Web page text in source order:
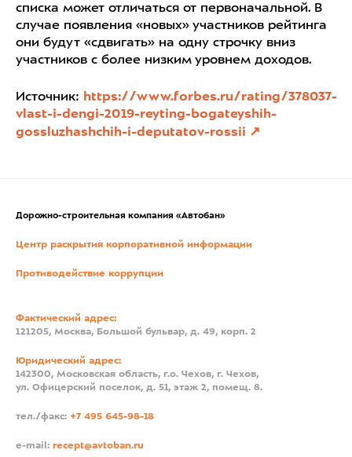
списка может отличаться от первоначальной. В
случае появления «новых» участников рейтинга
они будут «сдвигать» на одну строчку вниз
участников с более низким уровнем доходов.
Источник: https://www.forbes.ru/rating/378037-
vlast-i-dengi-2019-reyting-bogateyshih-
gossluzhashchih-i-deputatov-rossii
Дорожно-строительная компания «Автобан»
Центр раскрытия корпоративной информации
Противодействие коррупции
Фактический адрес:
121205, Москва, Большой бульвар, д. 49, корп. 2
Юридический адрес:
142300, Московская область, г.о. Чехов, г. Чехов,
ул. Офицерский поселок, д. 51, этаж 2, помещ. 8.
тел./факс: +7 495 645-98-18
e-mail: recept@avtoban.ru